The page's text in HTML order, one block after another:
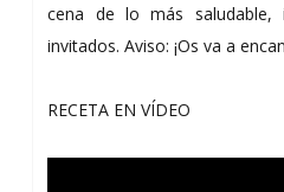
cena de lo más saludable,
invitados. Aviso: ¡Os va a
RECETA EN VÍDEO